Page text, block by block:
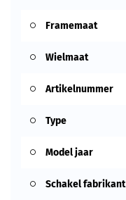
Framemaat
Wielmaat
Artikelnummer
Type
Model jaar
Schakel fabrikant